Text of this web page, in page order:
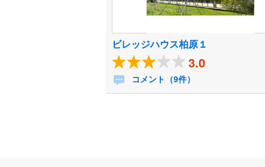
ビレッジハウス柏原１
3.0
コメント（9件）